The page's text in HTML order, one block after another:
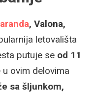
, Valona,
letovališta
putuje se od 11
ovim delovima
sa šljunkom,